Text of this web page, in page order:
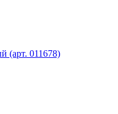
(арт. 011678)